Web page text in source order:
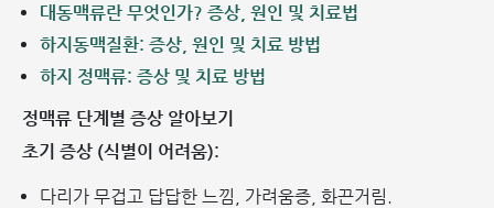
대동맥류란 무엇인가? 증상, 원인 및 치료법
하지동맥질환: 증상, 원인 및 치료 방법
하지 정맥류: 증상 및 치료 방법
정맥류 단계별 증상 알아보기
초기 증상 (식별이 어려움):
다리가 무겁고 답답한 느낌, 가려움증, 화끈거림.